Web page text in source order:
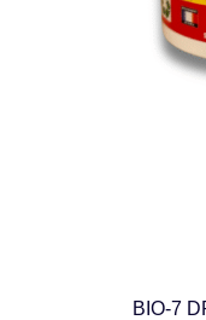
BIO-7